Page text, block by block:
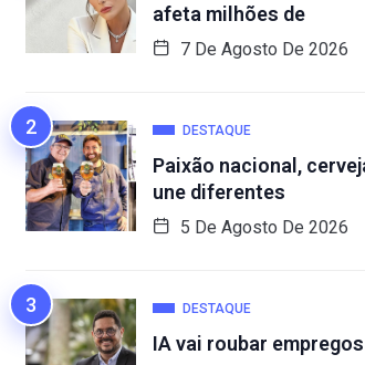
afeta milhões de
7 De Agosto De 2026
DESTAQUE
Paixão nacional,
une diferentes
5 De Agosto De 2026
DESTAQUE
IA vai roubar empregos